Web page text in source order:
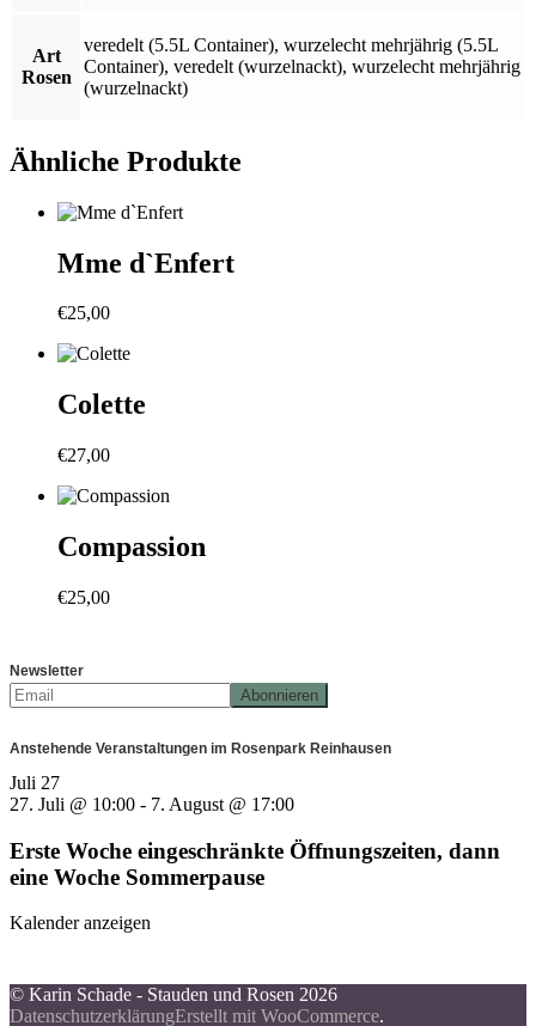
Art
Rosen
veredelt (5.5L Container), wurzelecht mehrjährig (5.5L
Container), veredelt (wurzelnackt), wurzelecht mehrjährig
(wurzelnackt)
Ähnliche Produkte
Mme d`Enfert
€25,00
Colette
€27,00
Compassion
€25,00
Newsletter
Anstehende Veranstaltungen im Rosenpark Reinhausen
Juli 27
27. Juli @ 10:00 - 7. August @ 17:00
Erste Woche eingeschränkte Öffnungszeiten, dann
eine Woche Sommerpause
Kalender anzeigen
© Karin Schade - Stauden und Rosen 2026
DatenschutzerklärungErstellt mit WooCommerce.